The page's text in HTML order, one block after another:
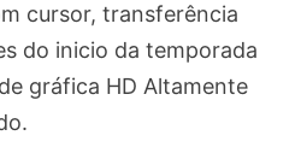
cursor, transferência
do inicio da temporada
gráfica HD Altamente